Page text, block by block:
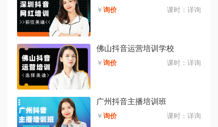
￥询价 课时： 详询
佛山抖音运营培训学校
￥询价 课时： 详询
广州抖音主播培训班
￥询价 课时： 详询